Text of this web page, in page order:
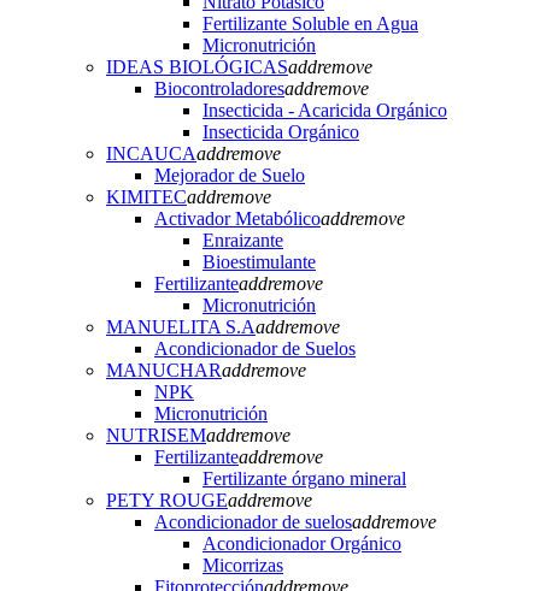
Fertilizante Soluble en Agua
Micronutrición
IDEAS BIOLÓGICASaddremove
Biocontroladoresaddremove
Insecticida - Acaricida Orgánico
Insecticida Orgánico
INCAUCAaddremove
Mejorador de Suelo
KIMITECaddremove
Activador Metabólicoaddremove
Enraizante
Bioestimulante
Fertilizanteaddremove
Micronutrición
MANUELITA S.Aaddremove
Acondicionador de Suelos
MANUCHARaddremove
NPK
Micronutrición
NUTRISEMaddremove
Fertilizanteaddremove
Fertilizante órgano mineral
PETY ROUGEaddremove
Acondicionador de suelosaddremove
Acondicionador Orgánico
Micorrizas
Fitoprotecciónaddremove